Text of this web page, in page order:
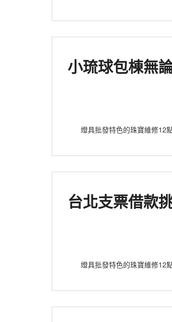
小琉球包棟無
燈具批發特色的珠寶維修12
台北支票借款
燈具批發特色的珠寶維修12